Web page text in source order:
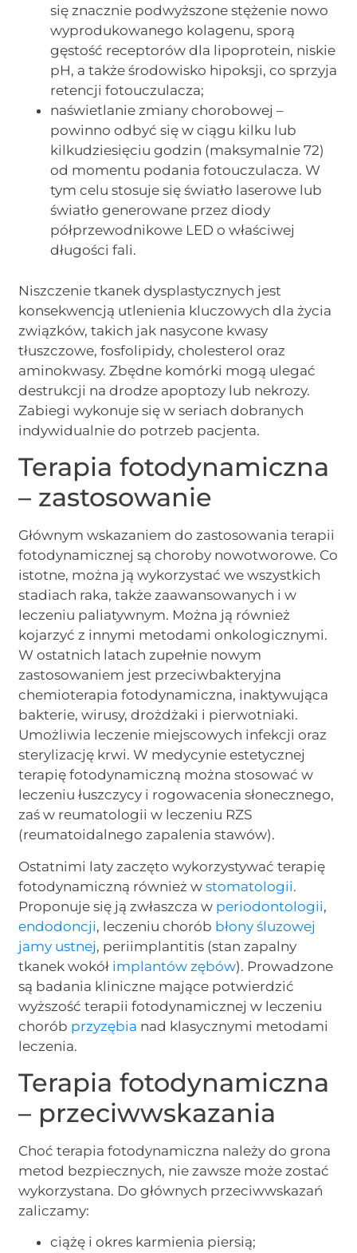
się znacznie podwyższone stężenie nowo
wyprodukowanego kolagenu, sporą
gęstość receptorów dla lipoprotein, niskie
pH, a także środowisko hipoksji, co sprzyja
retencji fotouczulacza;
naświetlanie zmiany chorobowej –
powinno odbyć się w ciągu kilku lub
kilkudziesięciu godzin (maksymalnie 72)
od momentu podania fotouczulacza. W
tym celu stosuje się światło laserowe lub
światło generowane przez diody
półprzewodnikowe LED o właściwej
długości fali.
Niszczenie tkanek dysplastycznych jest
konsekwencją utlenienia kluczowych dla życia
związków, takich jak nasycone kwasy
tłuszczowe, fosfolipidy, cholesterol oraz
aminokwasy. Zbędne komórki mogą ulegać
destrukcji na drodze apoptozy lub nekrozy.
Zabiegi wykonuje się w seriach dobranych
indywidualnie do potrzeb pacjenta.
Terapia fotodynamiczna
– zastosowanie
Głównym wskazaniem do zastosowania terapii
fotodynamicznej są choroby nowotworowe. Co
istotne, można ją wykorzystać we wszystkich
stadiach raka, także zaawansowanych i w
leczeniu paliatywnym. Można ją również
kojarzyć z innymi metodami onkologicznymi.
W ostatnich latach zupełnie nowym
zastosowaniem jest przeciwbakteryjna
chemioterapia fotodynamiczna, inaktywująca
bakterie, wirusy, drożdżaki i pierwotniaki.
Umożliwia leczenie miejscowych infekcji oraz
sterylizację krwi. W medycynie estetycznej
terapię fotodynamiczną można stosować w
leczeniu łuszczycy i rogowacenia słonecznego,
zaś w reumatologii w leczeniu RZS
(reumatoidalnego zapalenia stawów).
Ostatnimi laty zaczęto wykorzystywać terapię
fotodynamiczną również wstomatologii.
Proponuje się ją zwłaszcza w periodontologii,
endodoncji, leczeniu chorób błony śluzowej
jamy ustnej, periimplantitis (stan zapalny
tkanek wokół implantów zębów). Prowadzone
są badania kliniczne mające potwierdzić
wyższość terapii fotodynamicznej w leczeniu
chorób przyzębia nad klasycznymi metodami
leczenia.
Terapia fotodynamiczna
– przeciwwskazania
Choć terapia fotodynamiczna należy do grona
metod bezpiecznych, nie zawsze może zostać
wykorzystana. Do głównych przeciwwskazań
zaliczamy:
ciążę i okres karmienia piersią;